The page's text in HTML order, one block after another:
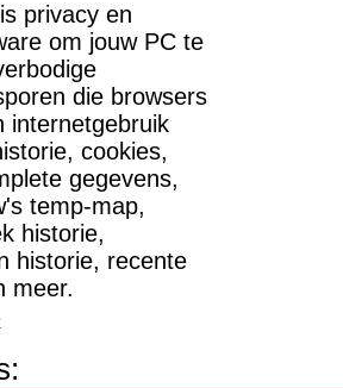
privacy en
om jouw PC te
die browsers
internetgebruik
cookies,
gegevens,
temp-map,
historie,
historie, recente
meer.